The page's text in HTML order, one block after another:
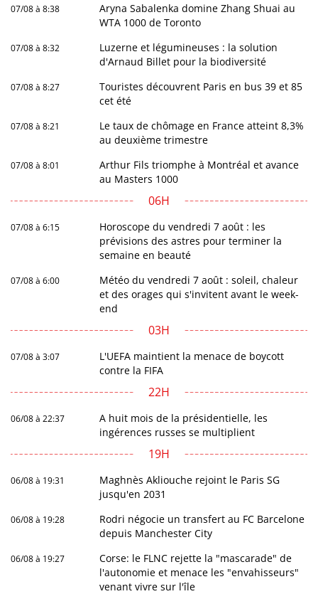
07/08 à 8:38
Aryna Sabalenka domine Zhang Shuai au
WTA 1000 de Toronto
07/08 à 8:32
Luzerne et légumineuses : la solution
d'Arnaud Billet pour la biodiversité
07/08 à 8:27
Touristes découvrent Paris en bus 39 et 85
cet été
07/08 à 8:21
Le taux de chômage en France atteint 8,3%
au deuxième trimestre
07/08 à 8:01
Arthur Fils triomphe à Montréal et avance
au Masters 1000
06H
07/08 à 6:15
Horoscope du vendredi 7 août : les
prévisions des astres pour terminer la
semaine en beauté
07/08 à 6:00
Météo du vendredi 7 août : soleil, chaleur
et des orages qui s'invitent avant le week-
end
03H
07/08 à 3:07
L'UEFA maintient la menace de boycott
contre la FIFA
22H
06/08 à 22:37
A huit mois de la présidentielle, les
ingérences russes se multiplient
19H
06/08 à 19:31
Maghnès Akliouche rejoint le Paris SG
jusqu'en 2031
06/08 à 19:28
Rodri négocie un transfert au FC Barcelone
depuis Manchester City
06/08 à 19:27
Corse: le FLNC rejette la "mascarade" de
l'autonomie et menace les "envahisseurs"
venant vivre sur l'île